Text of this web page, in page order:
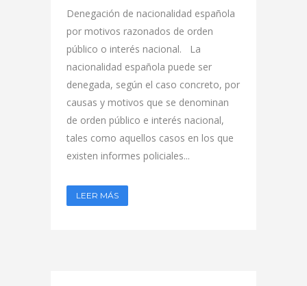
Denegación de nacionalidad española
por motivos razonados de orden
público o interés nacional. La
nacionalidad española puede ser
denegada, según el caso concreto, por
causas y motivos que se denominan
de orden público e interés nacional,
tales como aquellos casos en los que
existen informes policiales...
LEER MÁS